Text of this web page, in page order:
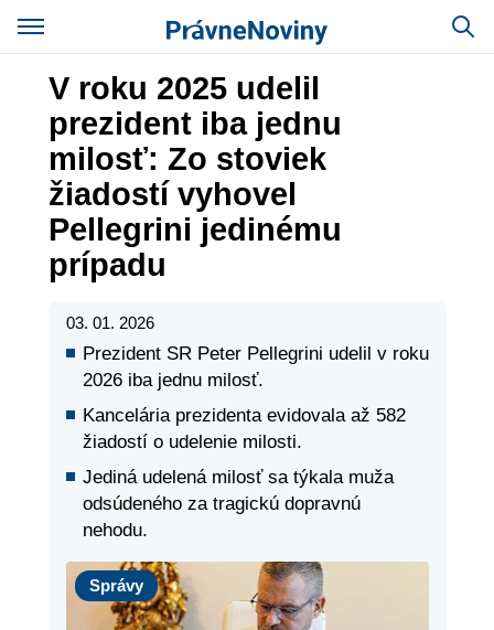
V roku 2025 udelil
prezident iba jednu
milosť: Zo stoviek
žiadostí vyhovel
Pellegrini jedinému
prípadu
03. 01. 2026
Prezident SR Peter Pellegrini udelil v roku
2026 iba jednu milosť.
Kancelária prezidenta evidovala až 582
žiadostí o udelenie milosti.
Jediná udelená milosť sa týkala muža
odsúdeného za tragickú dopravnú
nehodu.
Správy
Správy